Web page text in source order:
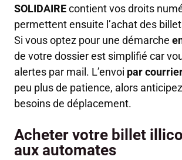
SOLIDAIREcontient vos droits
permettent ensuite l’achat des
Si vous optez pour une démarche
de votre dossier est simplifié car
alertes par mail. L’envoi par
peu plus de patience, alors
besoins de déplacement.
Acheter votre billet
aux automates